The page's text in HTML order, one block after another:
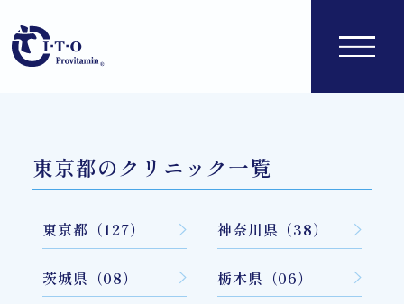
東京都のクリニック一覧
東京都（127） 神奈川県（38）
茨城県（08） 栃木県（06）